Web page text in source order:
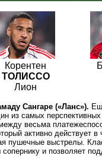
Корентен
ТОЛИССО
Лион
Сангаре («Ланс»).
из самых перспективных
весьма
активно действует
пушечные выстрелы.
и позволяет